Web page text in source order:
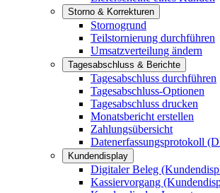
Storno & Korrekturen
Stornogrund
Teilstornierung durchführen
Umsatzverteilung ändern
Tagesabschluss & Berichte
Tagesabschluss durchführen
Tagesabschluss-Optionen
Tagesabschluss drucken
Monatsbericht erstellen
Zahlungsübersicht
Datenerfassungsprotokoll
Kundendisplay
Digitaler Beleg
Kassiervorgang